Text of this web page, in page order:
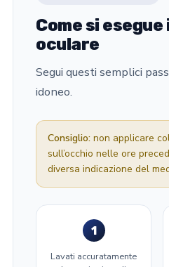
Come si
oculare
Segui questi semplici
idoneo.
Consiglio: non applicare
sull’occhio nelle ore
diversa indicazione del
1
Lavati accuratamente